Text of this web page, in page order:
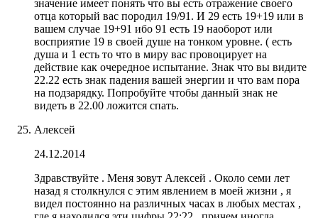
значение имеет понять что вы есть отражение своего
отца который вас породил 19/91. И 29 есть 19+19 или в
вашем случае 19+91 ибо 91 есть 19 наоборот или
восприятие 19 в своей душе на тонком уровне. ( есть
душа и 1 есть то что в миру вас провоцирует на
действие как очередное испытание. Знак что вы видите
22.22 есть знак падения вашей энергии и что вам пора
на подзарядку. Попробуйте чтобы данный знак не
видеть в 22.00 ложится спать.
Алексей
24.12.2014
Здравствуйте . Меня зовут Алексей . Около семи лет
назад я столкнулся с этим явлением в моей жизни , я
видел постоянно на различных часах в любых местах ,